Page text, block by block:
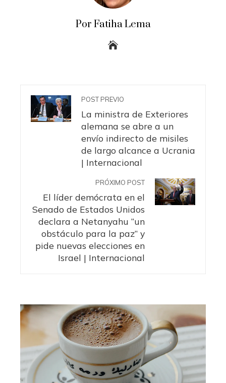
Por Fatiha Lema
POST PREVIO
La ministra de Exteriores
alemana se abre a un
envío indirecto de misiles
de largo alcance a Ucrania
| Internacional
PRÓXIMO POST
El líder demócrata en el
Senado de Estados Unidos
declara a Netanyahu “un
obstáculo para la paz” y
pide nuevas elecciones en
Israel | Internacional